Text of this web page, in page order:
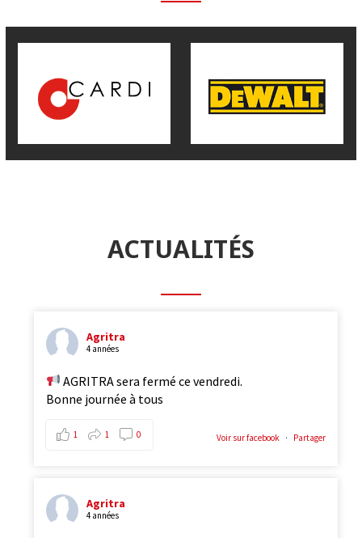
ACTUALITÉS
Agritra
4 années
AGRITRA sera fermé ce vendredi.
Bonne journée à tous
Voir sur facebook · Partager
1 1 0
Agritra
4 années